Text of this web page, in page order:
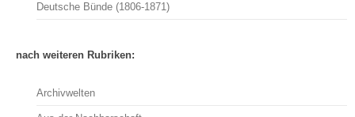
Deutsche Bünde (1806-1871)
nach weiteren Rubriken:
Archivwelten